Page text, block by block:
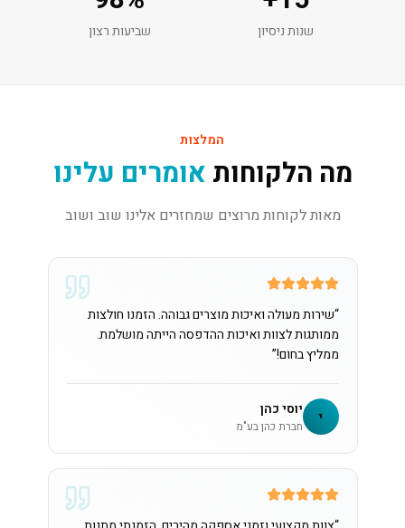
שנות ניסיון שביעות רצון
המלצות
מה הלקוחות אומרים עלינו
מאות לקוחות מרוצים שמחזרים אלינו שוב ושוב
“שירות מעולה ואיכות מוצרים גבוהה. הזמנו חולצות
ממותגות לצוות ואיכות ההדפסה הייתה מושלמת.
ממליץ בחום!”
י יוסי כהן
חברת כהן בע"מ